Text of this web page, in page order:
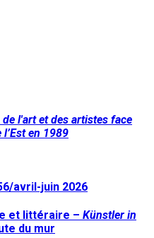
l'art et des artistes face
en 1989
avril-juin 2026
et littéraire – Künstler in
du mur